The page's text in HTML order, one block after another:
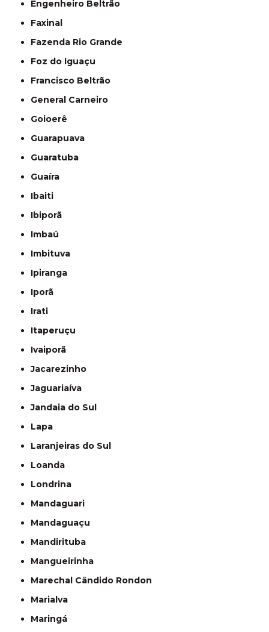
Engenheiro Beltrão
Faxinal
Fazenda Rio Grande
Foz do Iguaçu
Francisco Beltrão
General Carneiro
Goioerê
Guarapuava
Guaratuba
Guaíra
Ibaiti
Ibiporã
Imbaú
Imbituva
Ipiranga
Iporã
Irati
Itaperuçu
Ivaiporã
Jacarezinho
Jaguariaíva
Jandaia do Sul
Lapa
Laranjeiras do Sul
Loanda
Londrina
Mandaguari
Mandaguaçu
Mandirituba
Mangueirinha
Marechal Cândido Rondon
Marialva
Maringá